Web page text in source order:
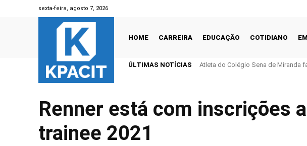
sexta-feira, agosto 7, 2026
HOME CARREIRA EDUCAÇÃO COTIDIANO
ÚLTIMAS NOTÍCIAS Atleta do Colégio Sena de Miranda
Renner está com inscrições
trainee 2021